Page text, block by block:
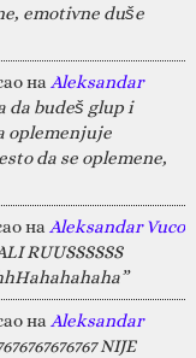
emotivne duše
на Aleksandar
da budeš glup i
oplemenjuje
da se oplemene,
на Aleksandar Vuco
RUUSSSSSS
на Aleksandar
NIJE